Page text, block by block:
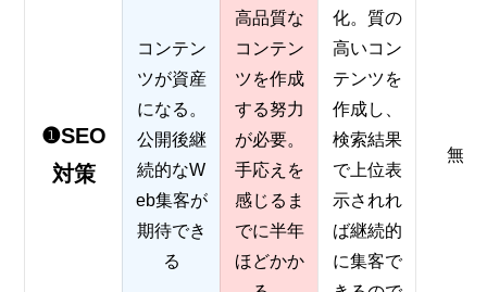
❶SEO
対策
コンテン
ツが資産
になる。
公開後継
続的なW
eb集客が
期待でき
る
高品質な
コンテン
ツを作成
する努力
が必要。
手応えを
感じるま
でに半年
ほどかか
化。質の
高いコン
テンツを
作成し、
検索結果
で上位表
示されれ
ば継続的
に集客で
無料